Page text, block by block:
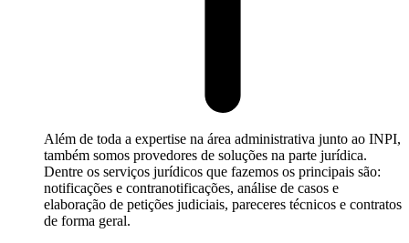
Além de toda a expertise na área administrativa junto ao INPI,
também somos provedores de soluções na parte jurídica.
Dentre os serviços jurídicos que fazemos os principais são:
notificações e contranotificações, análise de casos e
elaboração de petições judiciais, pareceres técnicos e contratos
de forma geral.